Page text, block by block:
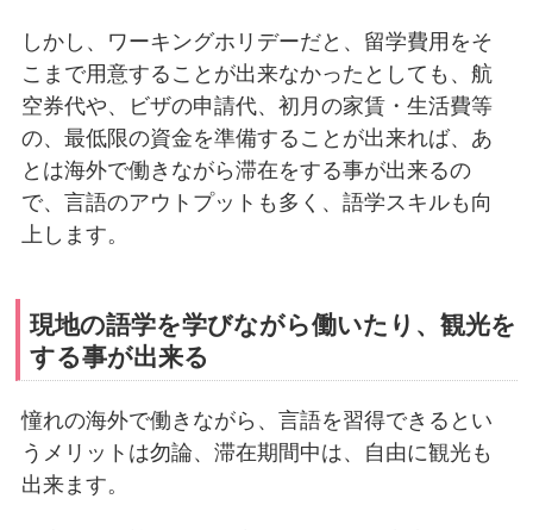
しかし、ワーキングホリデーだと、留学費用をそ
こまで用意することが出来なかったとしても、航
空券代や、ビザの申請代、初月の家賃・生活費等
の、最低限の資金を準備することが出来れば、あ
とは海外で働きながら滞在をする事が出来るの
で、言語のアウトプットも多く、語学スキルも向
上します。
現地の語学を学びながら働いたり、観光を
する事が出来る
憧れの海外で働きながら、言語を習得できるとい
うメリットは勿論、滞在期間中は、自由に観光も
出来ます。